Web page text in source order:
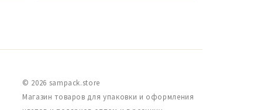
© 2026 sampack.store
Магазин товаров для упаковки и оформления